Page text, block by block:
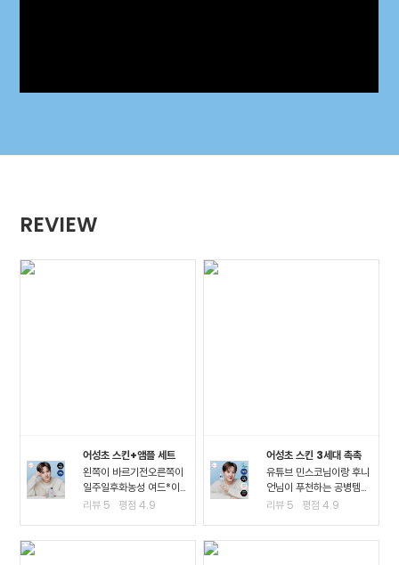
REVIEW
어성초 스킨+앰플 세트
왼쪽이 바르기전오른쪽이
일주일후화농성 여드*이
진짜 많이 진정되고 여드*
리뷰 5 평점4.9
어성초 스킨 3세대 촉촉
유튜브 민스코님이랑 후니
언님이 푸천하는 공병템이
라서 큰 맘먹고 샀는데요!!
리뷰 5 평점4.9